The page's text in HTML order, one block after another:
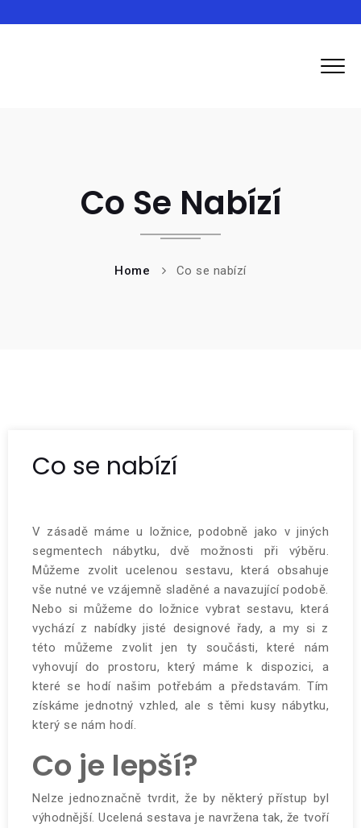
Co Se Nabízí
Home Co se nabízí
Co se nabízí
V zásadě máme u ložnice, podobně jako v jiných
segmentech nábytku, dvě možnosti při výběru.
Můžeme zvolit ucelenou sestavu, která obsahuje
vše nutné ve vzájemně sladěné a navazující podobě.
Nebo si můžeme do ložnice vybrat sestavu, která
vychází z nabídky jisté designové řady, a my si z
této můžeme zvolit jen ty součásti, které nám
vyhovují do prostoru, který máme k dispozici, a
které se hodí našim potřebám a představám. Tím
získáme jednotný vzhled, ale s těmi kusy nábytku,
který se nám hodí.
Co je lepší?
Nelze jednoznačně tvrdit, že by některý přístup byl
výhodnější. Ucelená sestava je navržena tak, že tvoří